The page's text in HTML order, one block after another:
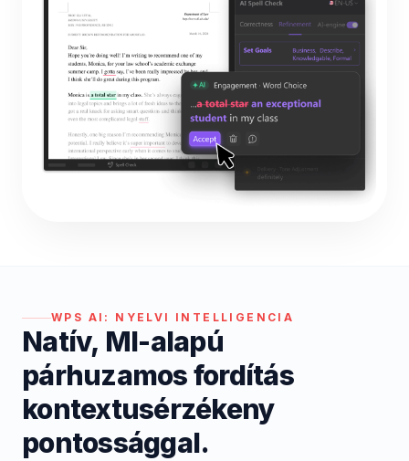
WPS AI: NYELVI INTELLIGENCIA
Natív, MI-alapú
párhuzamos fordítás
kontextusérzékeny
pontossággal.